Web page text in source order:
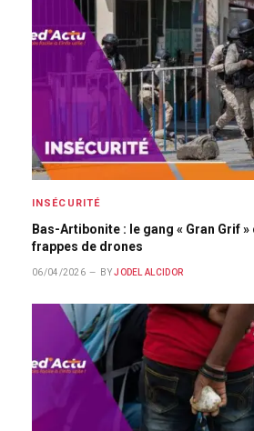
INSÉCURITÉ
Bas-Artibonite : le gang « Gran Grif
frappes de drones
06/04/2026 BY JODEL ALCIDOR